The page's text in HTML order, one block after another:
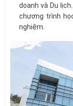
doanh và Du
chương trình
nghiệm.